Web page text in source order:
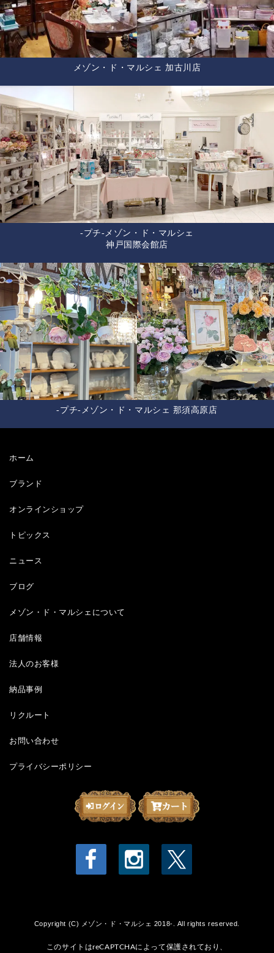
メゾン・ド・マルシェ 加古川店
-プチ-メゾン・ド・マルシェ
神戸国際会館店
-プチ-メゾン・ド・マルシェ 那須高原店
ホーム
ブランド
オンラインショップ
トピックス
ニュース
ブログ
メゾン・ド・マルシェについて
店舗情報
法人のお客様
納品事例
リクルート
お問い合わせ
プライバシーポリシー
Copyright (C) メゾン・ド・マルシェ 2018-. All rights reserved.
このサイトはreCAPTCHAによって保護されており、